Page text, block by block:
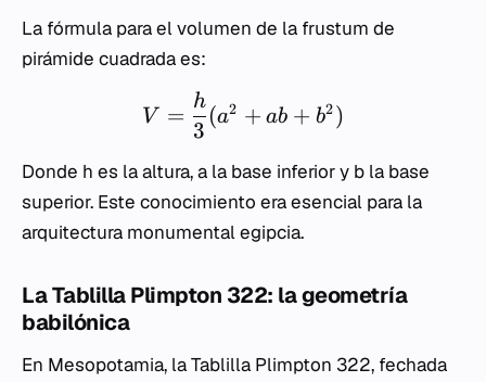
La fórmula para el volumen de la frustum de
pirámide cuadrada es:
V =
3
h
(a2 + ab + b2 )
Donde h es la altura,a la base inferior y b la base
superior. Este conocimiento era esencial para la
arquitectura monumental egipcia.
La Tablilla Plimpton 322: la geometría
babilónica
En Mesopotamia, la Tablilla Plimpton 322, fechada